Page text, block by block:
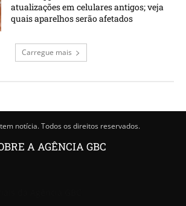
atualizações em celulares antigos; veja
quais aparelhos serão afetados
Carregue mais
notícia. Todos os direitos reservados.
A AGÊNCIA GBC